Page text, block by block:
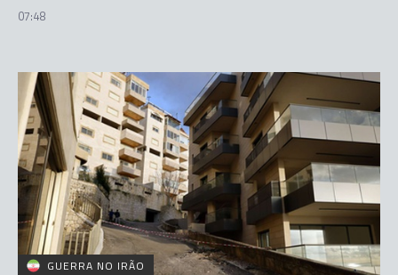
07:48
GUERRA NO IRÃO